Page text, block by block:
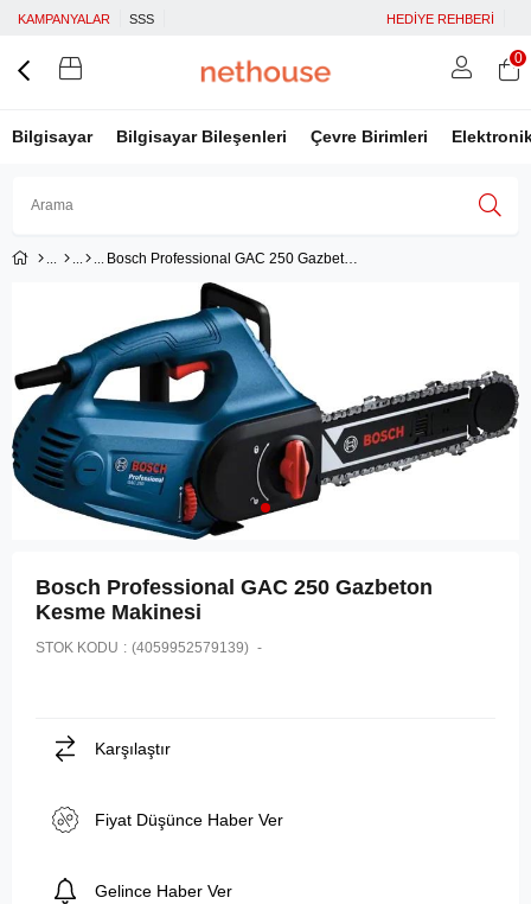
KAMPANYALAR SSS HEDİYE REHBERİ
Bilgisayar Bilgisayar Bileşenleri Çevre Birimleri
0
Bosch Professional GAC 250 Gazbeton Kesme Makinesi
Bosch Professional GAC 250 Gazbeton
Kesme Makinesi
STOK KODU (4059952579139)
Karşılaştır
Fiyat Düşünce Haber Ver
Gelince Haber Ver